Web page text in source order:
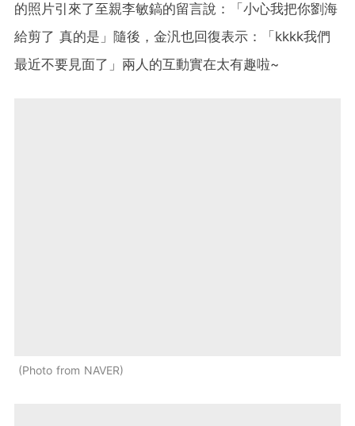
的照片引來了至親李敏鎬的留言說：「小心我把你劉海
給剪了 真的是」隨後，金汎也回復表示：「kkkk我們
最近不要見面了」兩人的互動實在太有趣啦~
Photo from NAVER